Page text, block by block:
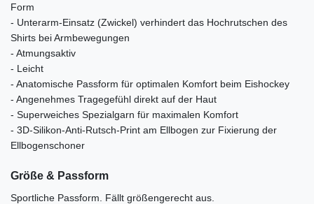
Form
- Unterarm-Einsatz (Zwickel) verhindert das Hochrutschen des
Shirts bei Armbewegungen
- Atmungsaktiv
- Leicht
- Anatomische Passform für optimalen Komfort beim Eishockey
- Angenehmes Tragegefühl direkt auf der Haut
- Superweiches Spezialgarn für maximalen Komfort
- 3D-Silikon-Anti-Rutsch-Print am Ellbogen zur Fixierung der
Ellbogenschoner
Größe & Passform
Sportliche Passform. Fällt größengerecht aus.